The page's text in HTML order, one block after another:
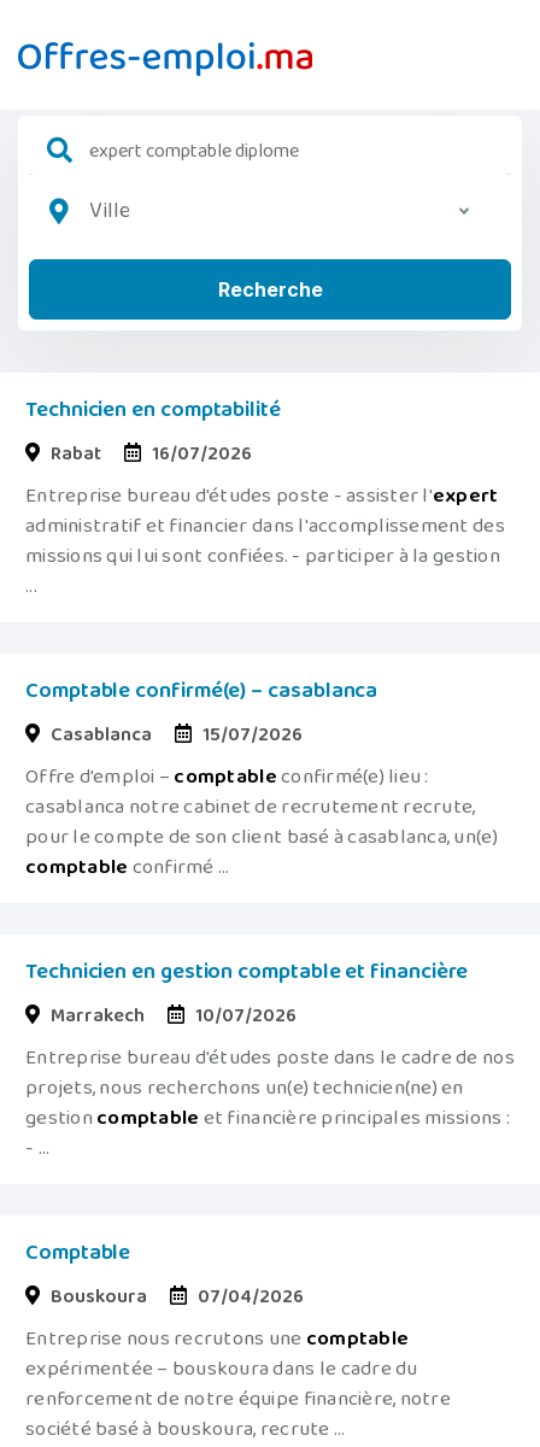
Ville
Recherche
Technicien en comptabilité
Rabat 16/07/2026
Entreprise bureau d'études poste - assister l'expert
administratif et financier dans l'accomplissement des
missions qui lui sont confiées. - participer à la gestion
...
Comptable confirmé(e) – casablanca
Casablanca 15/07/2026
Offre d'emploi –comptableconfirmé(e) lieu :
casablanca notre cabinet de recrutement recrute,
pour le compte de son client basé à casablanca, un(e)
comptableconfirmé ...
Technicien en gestion comptable et financière
Marrakech 10/07/2026
Entreprise bureau d'études poste dans le cadre de nos
projets, nous recherchons un(e) technicien(ne) en
gestioncomptableet financière principales missions :
- ...
Comptable
Bouskoura 07/04/2026
Entreprise nous recrutons une comptable
expérimentée – bouskoura dans le cadre du
renforcement de notre équipe financière, notre
société basé à bouskoura, recrute ...